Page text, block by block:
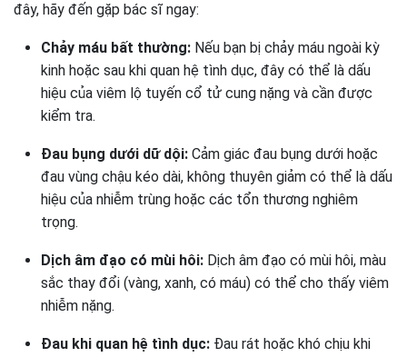
đây, hãy đến gặp bác sĩ ngay:
Chảy máu bất thường: Nếu bạn bị chảy máu ngoài kỳ
kinh hoặc sau khi quan hệ tình dục, đây có thể là dấu
hiệu của viêm lộ tuyến cổ tử cung nặng và cần được
kiểm tra.
Đau bụng dưới dữ dội: Cảm giác đau bụng dưới hoặc
đau vùng chậu kéo dài, không thuyên giảm có thể là dấu
hiệu của nhiễm trùng hoặc các tổn thương nghiêm
trọng.
Dịch âm đạo có mùi hôi: Dịch âm đạo có mùi hôi, màu
sắc thay đổi (vàng, xanh, có máu) có thể cho thấy viêm
nhiễm nặng.
Đau khi quan hệ tình dục: Đau rát hoặc khó chịu khi